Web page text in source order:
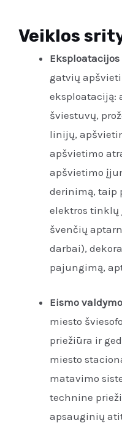
Veiklos
gatvių
eksploataciją:
šviestuvų,
linijų,
apšvietimo
apšvietimo
derinimą, taip
elektros tinklų
švenčių
darbai),
pajungimą,
Eismo
miesto
priežiūra ir
miesto
matavimo
technine
apsauginių